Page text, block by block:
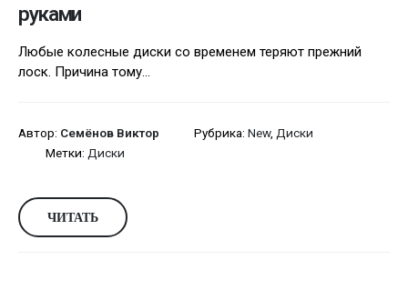
руками
Любые колесные диски со временем теряют прежний
лоск. Причина тому...
Автор: Семёнов Виктор Рубрика: New, Диски
Метки: Диски
ЧИТАТЬ